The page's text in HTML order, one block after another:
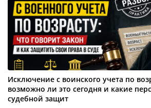
Исключение с воинского учета по
возможно ли это сегодня и какие
судебной защит